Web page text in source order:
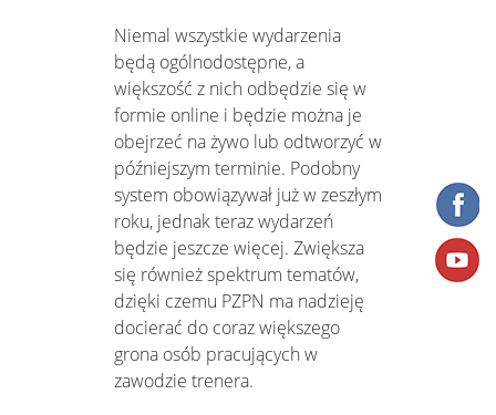
Niemal wszystkie wydarzenia
będą ogólnodostępne, a
większość z nich odbędzie się w
formie online i będzie można je
obejrzeć na żywo lub odtworzyć w
późniejszym terminie. Podobny
system obowiązywał już w zeszłym
roku, jednak teraz wydarzeń
będzie jeszcze więcej. Zwiększa
się również spektrum tematów,
dzięki czemu PZPN ma nadzieję
docierać do coraz większego
grona osób pracujących w
zawodzie trenera.